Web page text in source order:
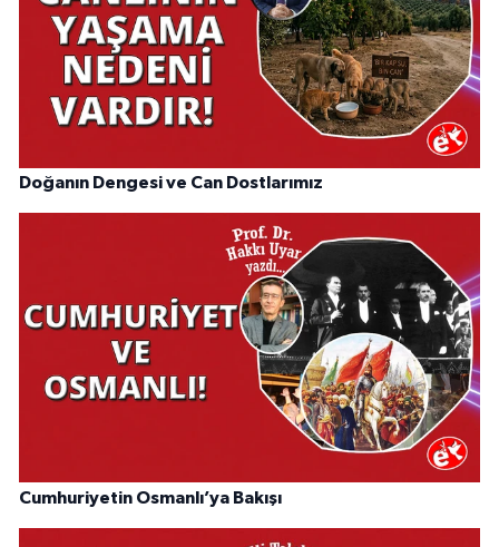
Doğanın Dengesi ve Can Dostlarımız
Cumhuriyetin Osmanlı’ya Bakışı